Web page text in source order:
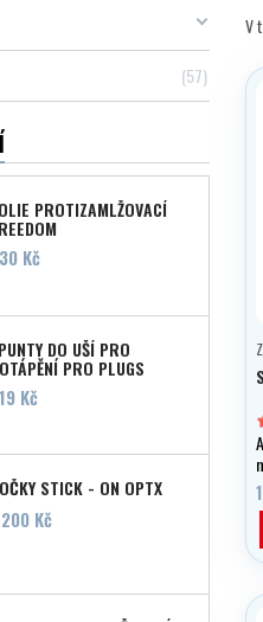
57
PROTIZAMLŽOVACÍ
Kč
DO UŠÍ PRO
PRO PLUGS
Kč
STICK - ON OPTX
Kč
V